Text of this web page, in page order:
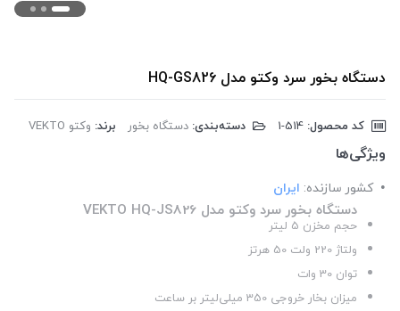
دستگاه بخور سرد وکتو مدل HQ-GS826
کد محصول: دسته‌بندی: دستگاه بخور برند: وکتو VEKTO
ویژگی‌ها
کشور سازنده: ایران
دستگاه بخور سرد وکتو مدل VEKTO HQ-JS826
حجم مخزن 5 لیتر
ولتاژ 220 ولت 50 هرتز
توان 30 وات
میزان بخار خروجی 350 میلی‌لیتر بر ساعت